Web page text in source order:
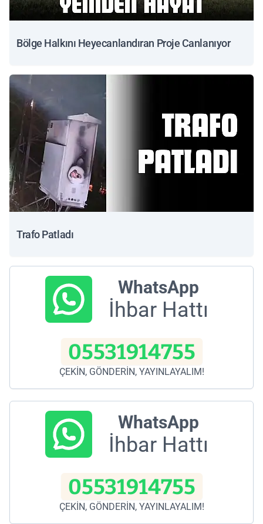
Bölge Halkını Heyecanlandıran Proje Canlanıyor
Trafo Patladı
WhatsApp
İhbar Hattı
05531914755
ÇEKİN, GÖNDERİN, YAYINLAYALIM!
WhatsApp
İhbar Hattı
05531914755
ÇEKİN, GÖNDERİN, YAYINLAYALIM!